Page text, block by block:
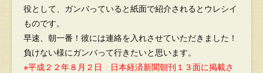
役として、ガンバっていると紙面で紹介されるとウレシイ
ものです。
早速、朝一番！彼には連絡を入れさせていただきました！
負けない様にガンバって行きたいと思います。
※平成２２年８月２日 日本経済新聞朝刊１３面に掲載さ